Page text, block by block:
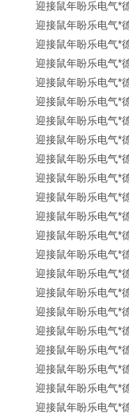
迎接鼠年盼乐电气*
迎接鼠年盼乐电气*
迎接鼠年盼乐电气*
迎接鼠年盼乐电气*
迎接鼠年盼乐电气*
迎接鼠年盼乐电气*
迎接鼠年盼乐电气*
迎接鼠年盼乐电气*
迎接鼠年盼乐电气*
迎接鼠年盼乐电气*
迎接鼠年盼乐电气*
迎接鼠年盼乐电气*
迎接鼠年盼乐电气*
迎接鼠年盼乐电气*
迎接鼠年盼乐电气*
迎接鼠年盼乐电气*
迎接鼠年盼乐电气*
迎接鼠年盼乐电气*
迎接鼠年盼乐电气
迎接鼠年盼乐电气*
迎接鼠年盼乐电气*
迎接鼠年盼乐电气*